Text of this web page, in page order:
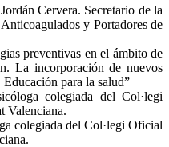
Cervera. Secretario de la
y Portadores de
preventivas en el ámbito de
La incorporación de nuevos
para la salud”
colegiada del Col·legi
Valenciana.
colegiada del Col·legi Oficial